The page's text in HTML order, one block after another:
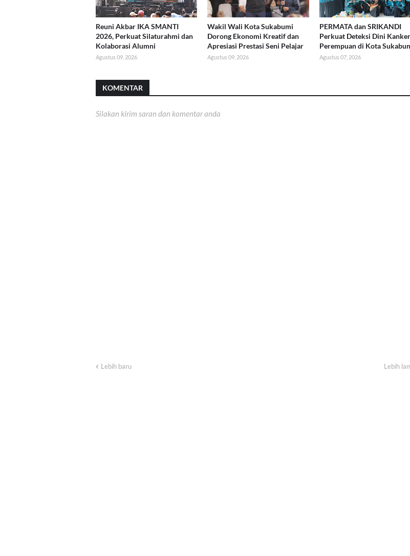
Reuni Akbar IKA SMANTI
2026, Perkuat Silaturahmi dan
Kolaborasi Alumni
Agustus 09, 2026
Wakil Wali Kota Sukabumi
Dorong Ekonomi Kreatif dan
Apresiasi Prestasi Seni Pelajar
Agustus 09, 2026
PERMATA dan SRIKANDI
Perkuat Deteksi Dini Kanker
Perempuan di Kota
Agustus 07, 2026
KOMENTAR
Silakan kirim saran dan komentar anda
Lebih baru Lebih